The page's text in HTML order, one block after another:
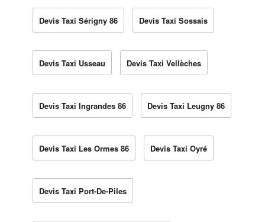
Devis Taxi Sérigny 86 Devis Taxi Sossais
Devis Taxi Usseau Devis Taxi Vellèches
Devis Taxi Ingrandes 86 Devis Taxi Leugny 86
Devis Taxi Les Ormes 86 Devis Taxi Oyré
Devis Taxi Port-De-Piles